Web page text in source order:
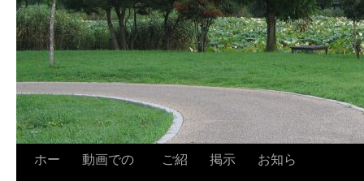
キ
ッ
プ
ホー 動画での ご紹 掲示 お知ら